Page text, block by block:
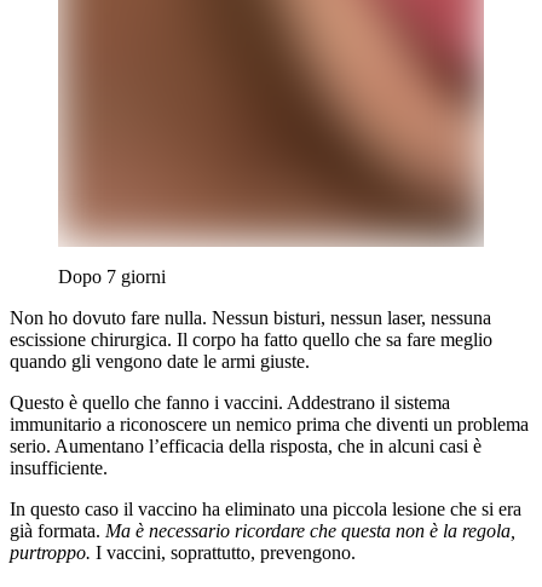
Contenuto clinico riservato
cliniche.
Paziente Professionista
dei dati per ricevere la newsletter.
Dopo 7 giorni
Non ho dovuto fare nulla. Nessun bisturi, nessun laser, nessuna
escissione chirurgica. Il corpo ha fatto quello che sa fare meglio
quando gli vengono date le armi giuste.
Questo è quello che fanno i vaccini. Addestrano il sistema
immunitario a riconoscere un nemico prima che diventi un problema
serio. Aumentano l’efficacia della risposta, che in alcuni casi è
insufficiente.
In questo caso il vaccino ha eliminato una piccola lesione che si era
già formata. Ma è necessario ricordare che questa non è la regola,
purtroppo. I vaccini, soprattutto, prevengono.